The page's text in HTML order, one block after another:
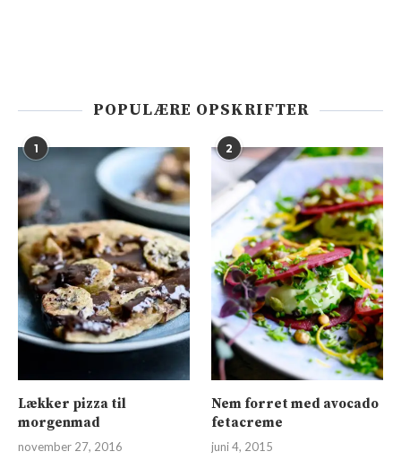
POPULÆRE OPSKRIFTER
1
Lækker pizza til
morgenmad
november 27, 2016
2
Nem forret med avocado
fetacreme
juni 4, 2015